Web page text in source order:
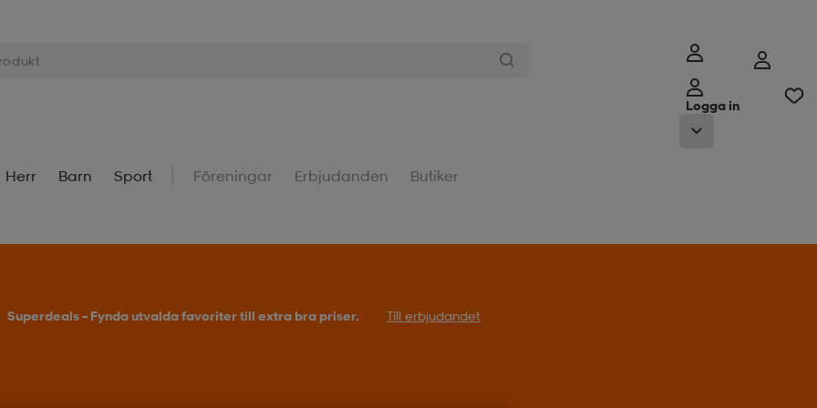
Logga in
Herr Barn Sport Föreningar Erbjudanden Butiker
Superdeals – Fynda utvalda favoriter till extra bra priser. Till erbjudandet